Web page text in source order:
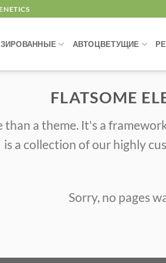
АВТОЦВЕТУЩИЕ
FLATSOME
than a theme. It's a
is a collection of our highly
Sorry, no pages